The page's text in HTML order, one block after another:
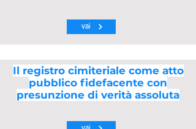
vai
Il registro cimiteriale come atto
pubblico fidefacente con
presunzione di verità assoluta